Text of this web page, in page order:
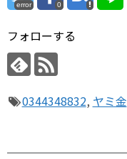
error 0
フォローする
0344348832, ヤミ金